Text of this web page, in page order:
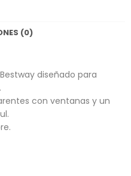
(0)
diseñado para
con ventanas y un